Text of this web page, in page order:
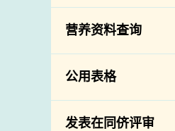
总膳食研究
有机食物
高风险食物
抗菌素耐药性
宰前检验
宰后检验
结果
屠房及肉类检验
主题项目
项目及活动
资讯平台
营养资料查询
公用表格
发表在同侪评审